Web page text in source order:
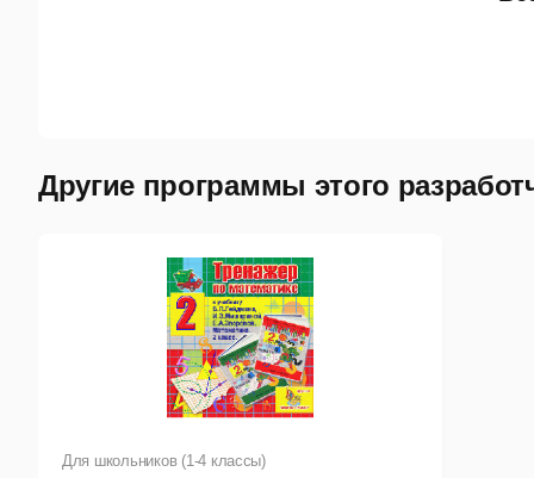
Другие программы этого
Для школьников (1-4 классы)